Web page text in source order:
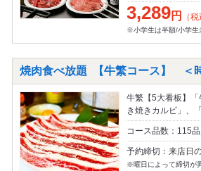
3,289円 （税
※小学生は半額/小学生
焼肉食べ放題 【牛繁コース】 ＜
牛繁【5大看板】
き焼きカルビ」、
コース品数：115
予約締切：来店日
※曜日によって締切が